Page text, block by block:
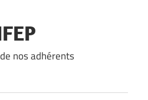
nos adhérents